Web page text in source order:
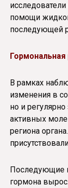
помощи
последующей
В рамках
изменения в
но и
активных
региона
Последующие
гормона